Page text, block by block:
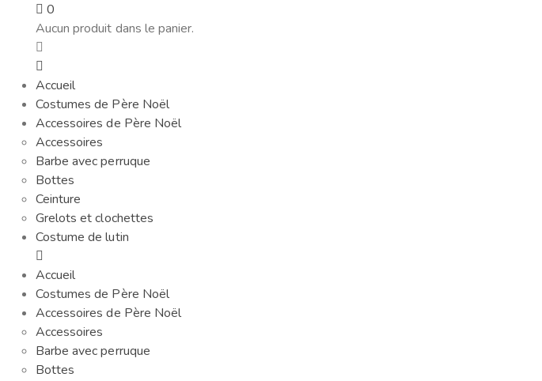
0
Aucun produit dans le panier.
Accueil
Costumes de Père Noël
Accessoires de Père Noël
Accessoires
Barbe avec perruque
Bottes
Ceinture
Grelots et clochettes
Costume de lutin
Accueil
Costumes de Père Noël
Accessoires de Père Noël
Accessoires
Barbe avec perruque
Bottes